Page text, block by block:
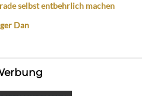
selbst entbehrlich machen
Dan